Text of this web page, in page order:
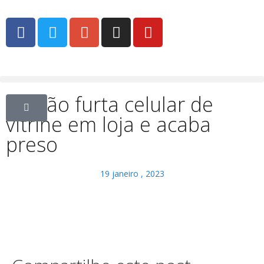
Ladrão furta celular de
vitrine em loja e acaba
preso
19 janeiro , 2023